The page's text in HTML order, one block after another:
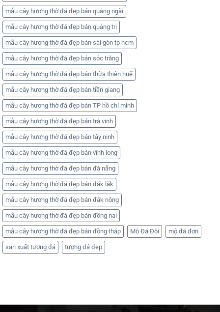
mẫu cây hương thờ đá đẹp bán quảng ngãi
mẫu cây hương thờ đá đẹp bán quảng trị
mẫu cây hương thờ đá đẹp bán sài gòn tp hcm
mẫu cây hương thờ đá đẹp bán sóc trăng
mẫu cây hương thờ đá đẹp bán thừa thiên huế
mẫu cây hương thờ đá đẹp bán tiền giang
mẫu cây hương thờ đá đẹp bán TP hồ chí minh
mẫu cây hương thờ đá đẹp bán trà vinh
mẫu cây hương thờ đá đẹp bán tây ninh
mẫu cây hương thờ đá đẹp bán vĩnh long
mẫu cây hương thờ đá đẹp bán đà nẵng
mẫu cây hương thờ đá đẹp bán đắk lắk
mẫu cây hương thờ đá đẹp bán đắk nông
mẫu cây hương thờ đá đẹp bán đồng nai
mẫu cây hương thờ đá đẹp bán đồng tháp Mộ Đá Đôi mộ đá đơn
sản xuất tượng đá tượng đá đẹp